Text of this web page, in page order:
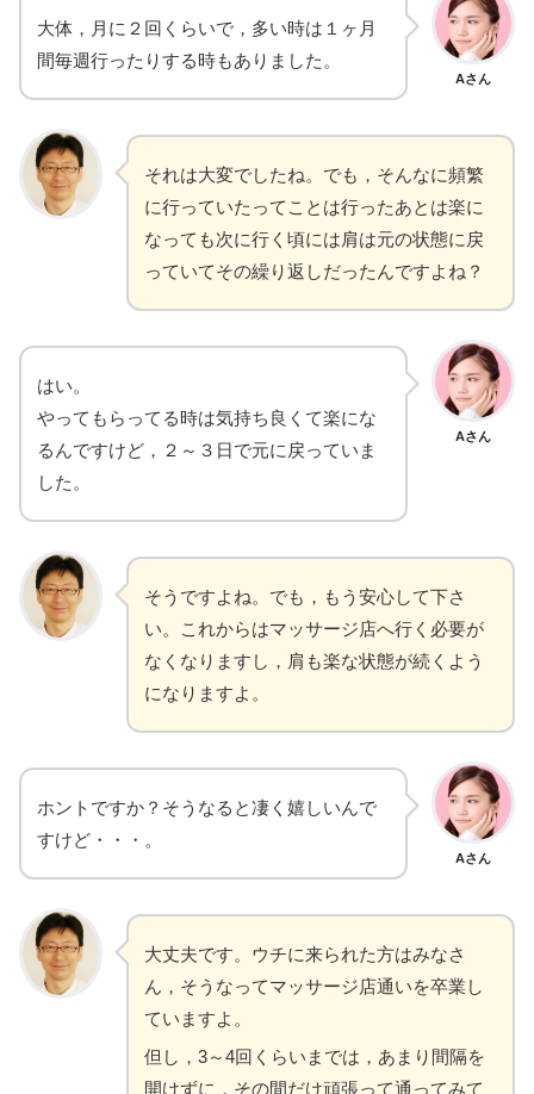
Aさん
大体，月に２回くらいで，多い時は１ヶ月
間毎週行ったりする時もありました。
それは大変でしたね。でも，そんなに頻繁
に行っていたってことは行ったあとは楽に
なっても次に行く頃には肩は元の状態に戻
っていてその繰り返しだったんですよね？
Aさん
はい。
やってもらってる時は気持ち良くて楽にな
るんですけど，２～３日で元に戻っていま
した。
そうですよね。でも，もう安心して下さ
い。これからはマッサージ店へ行く必要が
なくなりますし，肩も楽な状態が続くよう
になりますよ。
Aさん
ホントですか？そうなると凄く嬉しいんで
すけど・・・。
大丈夫です。ウチに来られた方はみなさ
ん，そうなってマッサージ店通いを卒業し
ていますよ。
但し，3～4回くらいまでは，あまり間隔を
開けずに，その間だけ頑張って通ってみて